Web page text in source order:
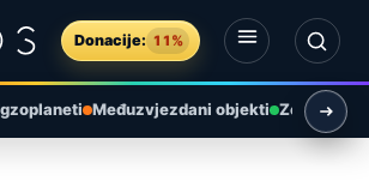
Donacije: 11%
Međuzvjezdani objekti Zemlja i